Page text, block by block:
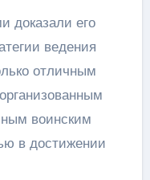
доказали его
ведения
отличным
воинским
в достижении